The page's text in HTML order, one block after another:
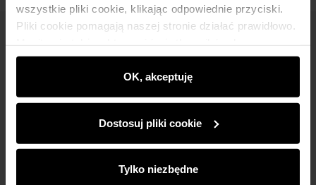
wszystkie pliki cookie, klikając odpowiednie przyciski.
Pliki cookie pomagają naszej stronie działać prawidłowo.
wyświetlać im dopasowane do ich preferencji treści,
rekomendacje oraz komunikaty reklamowe informujące o
najnowszych promocjach w e-sklepie. Informacje o tym,
partnerom społecznościowym, reklamowym i
analitycznym. Partnerzy mogą połączyć te informacje z
podczas korzystania z ich usług.
OK, akceptuję
Dostosuj pliki cookie
Tylko niezbędne
Bądź na bieżąco z nowościami i promocjami!